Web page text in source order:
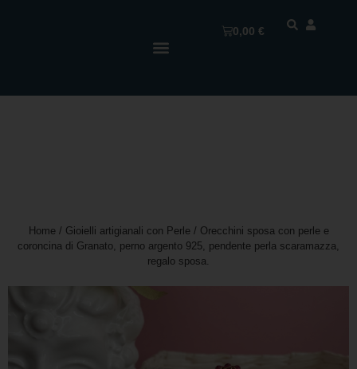
0,00€
Home / Gioielli artigianali con Perle / Orecchini sposa con perle e
coroncina di Granato, perno argento 925, pendente perla scaramazza,
regalo sposa.